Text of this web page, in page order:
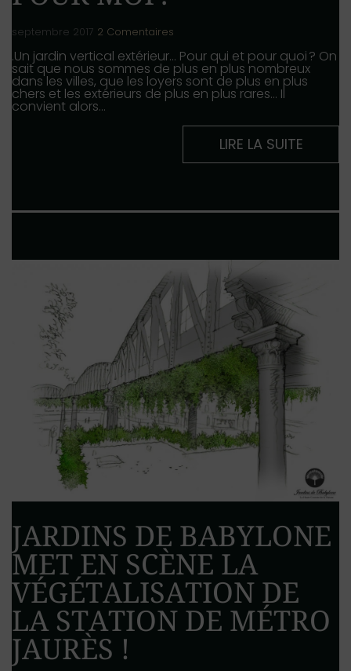
septembre 2017 2 Comentaires
.Un jardin vertical extérieur… Pour qui et pour quoi ? On
sait que nous sommes de plus en plus nombreux
dans les villes, que les loyers sont de plus en plus
chers et les extérieurs de plus en plus rares… Il
convient alors…
LIRE LA SUITE
JARDINS DE BABYLONE
MET EN SCÈNE LA
VÉGÉTALISATION DE
LA STATION DE MÉTRO
JAURÈS !